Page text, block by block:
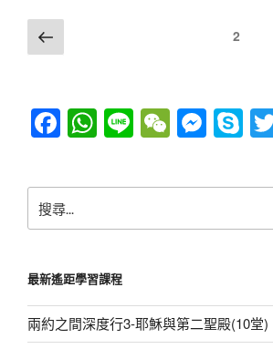
e
b
o
k
p er
文
章
覽
上
一
頁次2
F
a
c
e
b
o
o
k
W
h
at
A
p
p
Li
n
e
W
e
C
at
M
e
ss
n
er
S
ky
p
尋
字:
最新遙距學習課程
兩約之間深度行3-耶穌與第二聖殿(10堂)